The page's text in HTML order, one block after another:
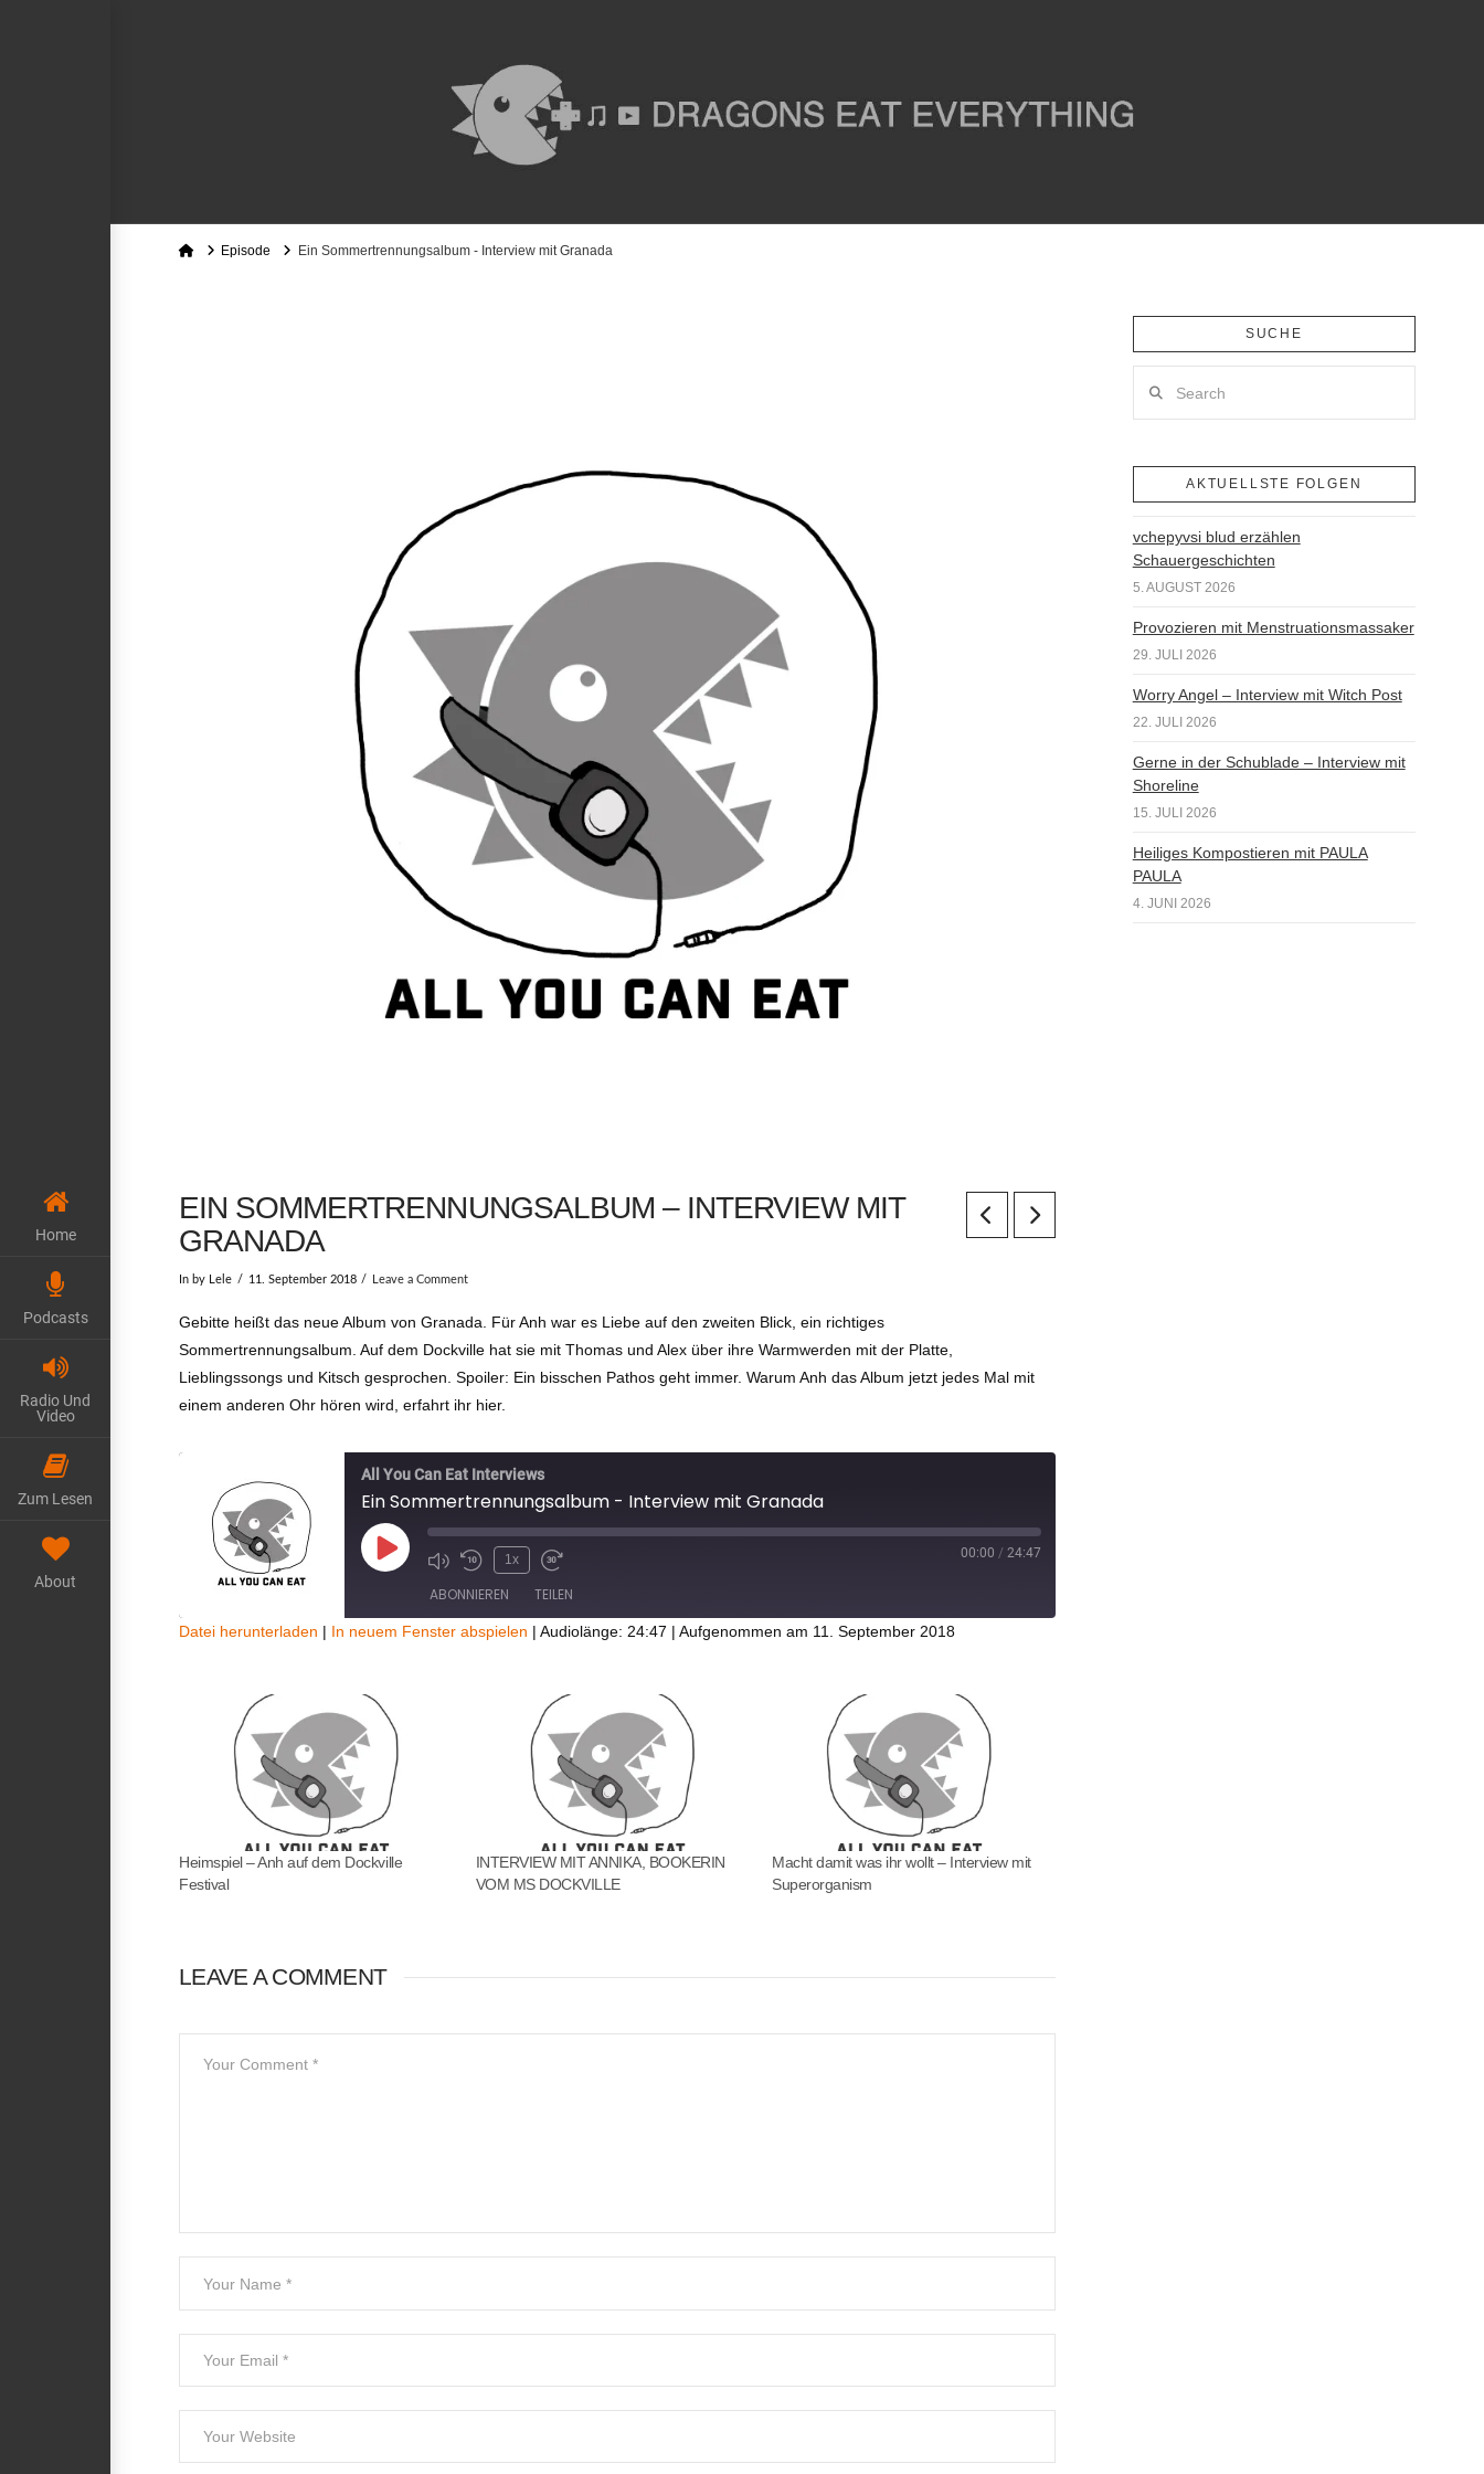
Home
Podcasts
Radio Und
Video
Zum Lesen
About
HomeEpisode Ein Sommertrennungsalbum - Interview mit Granada
EIN SOMMERTRENNUNGSALBUM – INTERVIEW MIT
GRANADA
In by Lele 11. September 2018 Leave a Comment
Gebitte heißt das neue Album von Granada. Für Anh war es Liebe auf den zweiten Blick, ein richtiges
Sommertrennungsalbum. Auf dem Dockville hat sie mit Thomas und Alex über ihre Warmwerden mit der Platte,
Lieblingssongs und Kitsch gesprochen. Spoiler: Ein bisschen Pathos geht immer. Warum Anh das Album jetzt jedes Mal mit
einem anderen Ohr hören wird, erfahrt ihr hier.
All You Can Eat Interviews
Ein Sommertrennungsalbum - Interview mit Granada
Play
Episode
1x 00:00 / 24:47
ABONNIEREN TEILEN
EMBED
Datei herunterladen | In neuem Fenster abspielen |Audiolänge: 24:47 |Aufgenommen am 11. September 2018
Heimspiel – Anh auf dem Dockville
Festival
INTERVIEW MIT ANNIKA, BOOKERIN
VOM MS DOCKVILLE
Macht damit was ihr wollt – Interview mit
Superorganism
LEAVE A COMMENT
SUCHE
AKTUELLSTE FOLGEN
vchepyvsi blud erzählen
Schauergeschichten
5. AUGUST 2026
Provozieren mit Menstruationsmassaker
29. JULI 2026
Worry Angel – Interview mit Witch Post
22. JULI 2026
Gerne in der Schublade – Interview mit
Shoreline
15. JULI 2026
Heiliges Kompostieren mit PAULA
PAULA
4. JUNI 2026